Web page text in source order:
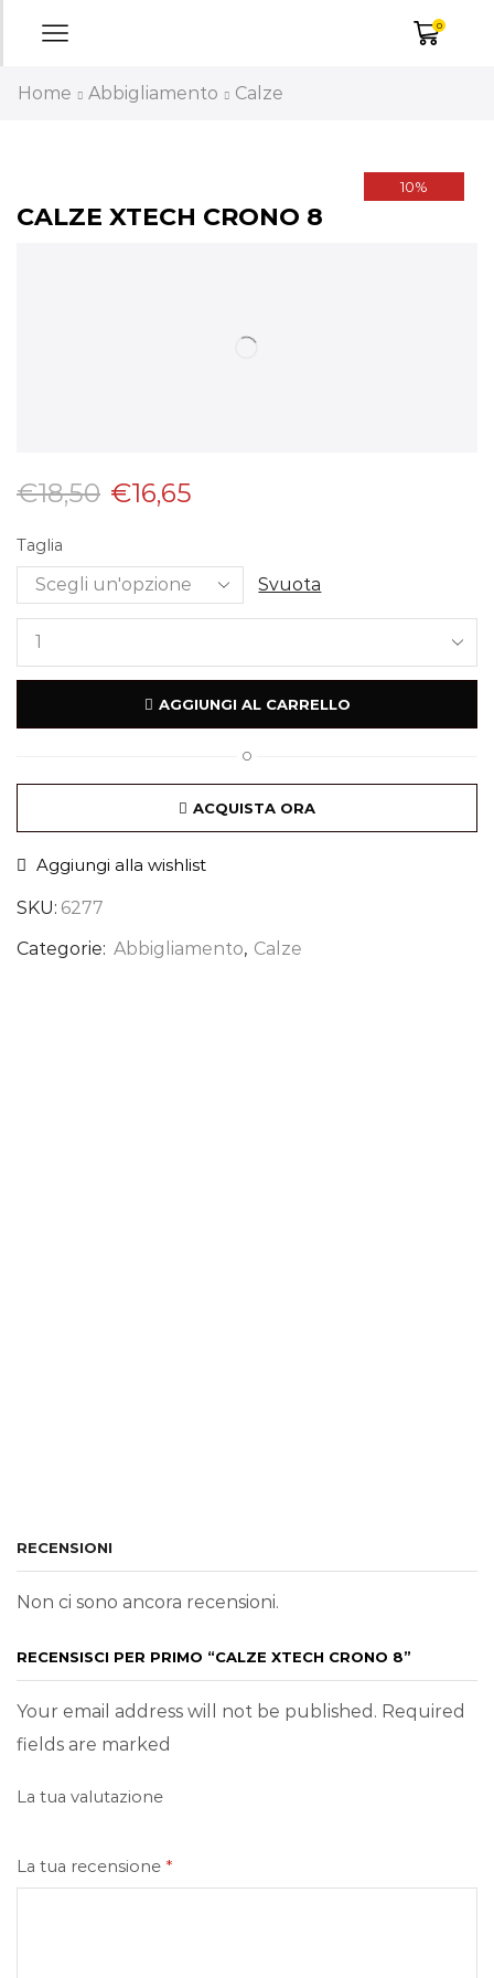
0
Home Abbigliamento Calze
10%
CALZE XTECH CRONO 8
€18,50 €16,65
Taglia
Svuota
AGGIUNGI AL CARRELLO
O
ACQUISTA ORA
Aggiungi alla wishlist
SKU: 6277
Categorie: Abbigliamento, Calze
RECENSIONI
Non ci sono ancora recensioni.
RECENSISCI PER PRIMO “CALZE XTECH CRONO 8”
Your email address will not be published. Required
fields are marked
La tua valutazione
La tua recensione *